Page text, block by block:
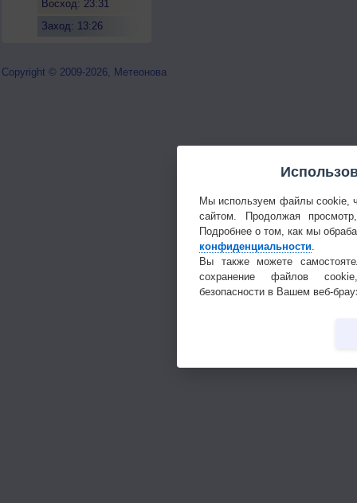
Восход: 23:31
Заход: 13:26
Copyright © 2009-2026, Метеонова
Мы используем файлы cookie,
сайтом. Продолжая
Подробнее о том, как мы
конфиденциальности
Вы также можете
сохранение файлов
безопасности в Вашем веб-